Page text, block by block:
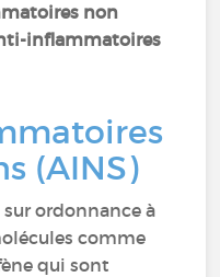
non
inflammatoires
(AINS)
ordonnance à
comme
qui sont